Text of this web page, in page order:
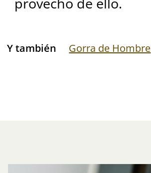
Y también Gorra de Hombre